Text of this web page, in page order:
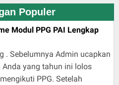
Populer
Modul PPG PAI Lengkap
. Sebelumnya Admin ucapkan
Anda yang tahun ini lolos
PPG. Setelah